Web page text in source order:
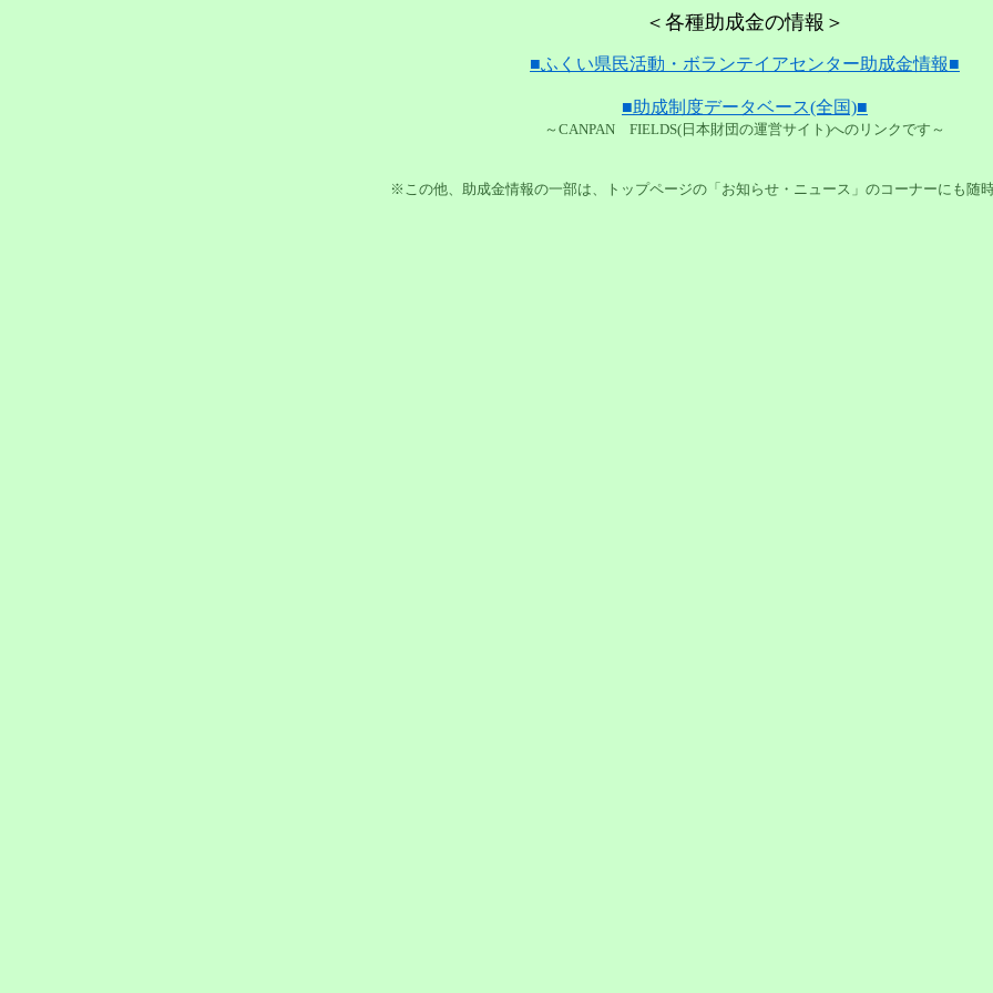
＜各種助成金の情報＞
■ふくい県民活動・ボランテイアセンター助成金情報■
■助成制度データベース(全国)■
～CANPAN FIELDS(日本財団の運営サイト)へのリンクです～
※この他、助成金情報の一部は、トップページの「お知らせ・ニュース」のコーナーにも随